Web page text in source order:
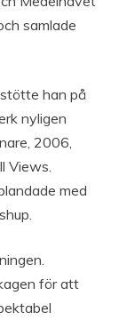
samlade
han på
nyligen
2006,
Views.
med
för att